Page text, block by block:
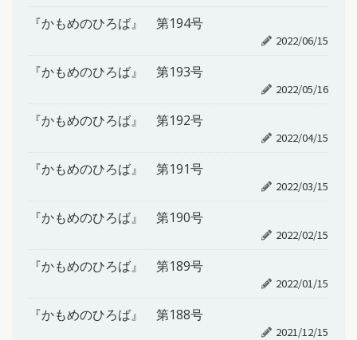
『かもめのひろば』 第194号
2022/06/15
『かもめのひろば』 第193号
2022/05/16
『かもめのひろば』 第192号
2022/04/15
『かもめのひろば』 第191号
2022/03/15
『かもめのひろば』 第190号
2022/02/15
『かもめのひろば』 第189号
2022/01/15
『かもめのひろば』 第188号
2021/12/15